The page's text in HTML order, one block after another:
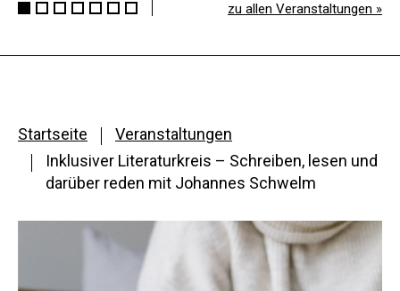
zu allen Veranstaltungen »
Startseite
Veranstaltungen
Inklusiver Literaturkreis – Schreiben, lesen und
darüber reden mit Johannes Schwelm